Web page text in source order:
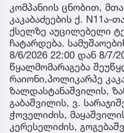
კომპანიის ცნობით,
კაკაბაძეების ქ. N11ა-
ქსელზე აუცილებელი
ჩატარდება.
8/6/2026 22:00 დან 8/7/
წყალმომარაგება
რაიონი,პოლიკარპე
ზალდასტანაშვილის,
გაბაშვილის, ვ.
ჭოველიძის,
კერესელიძის,